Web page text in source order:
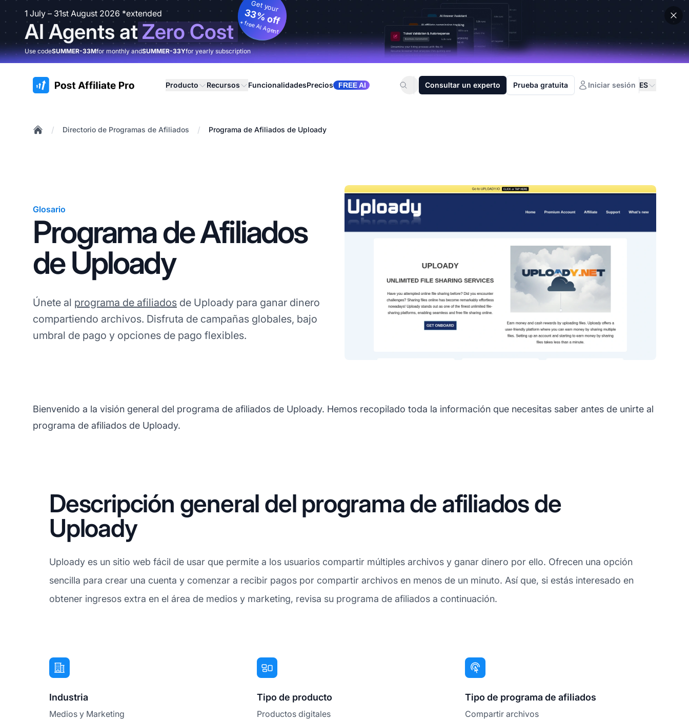
1 July – 31st August 2026 *extended
AI Agents atZero Cost
Get your
33% off
+ free AI Agent
Use codeSUMMER-33Mfor monthly andSUMMER-33Yfor yearly subscription
:site.title Producto Recursos FuncionalidadesPrecios FREE AI Consultar un experto Prueba gratuita Iniciar sesión ES
/ Directorio de Programas de Afiliados / Programa de Afiliados de Uploady
Glosario
Programa de Afiliados
de Uploady
Únete al programa de afiliados de Uploady para ganar dinero
compartiendo archivos. Disfruta de campañas globales, bajo
umbral de pago y opciones de pago flexibles.
Bienvenido a la visión general del programa de afiliados de Uploady. Hemos recopilado toda la información que necesitas saber antes de unirte al
programa de afiliados de Uploady.
Descripción general del programa de afiliados de
Uploady
Uploady es un sitio web fácil de usar que permite a los usuarios compartir múltiples archivos y ganar dinero por ello. Ofrecen una opción
sencilla para crear una cuenta y comenzar a recibir pagos por compartir archivos en menos de un minuto. Así que, si estás interesado en
obtener ingresos extra en el área de medios y marketing, revisa su programa de afiliados a continuación.
Industria
Medios y Marketing
Tipo de producto
Productos digitales
Tipo de programa de afiliados
Compartir archivos